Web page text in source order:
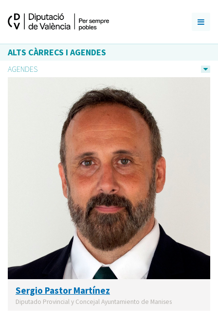
ALTS CÀRRECS I AGENDES
AGENDES
Sergio Pastor Martínez
Diputado Provincial y Concejal Ayuntamiento de Manises